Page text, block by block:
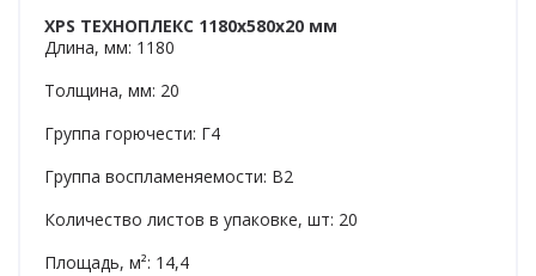
XPS ТЕХНОПЛЕКС 1180x580x20 мм
Длина, мм: 1180
Толщина, мм: 20
Группа горючести: Г4
Группа воспламеняемости: В2
Количество листов в упаковке, шт: 20
Площадь, м²: 14,4